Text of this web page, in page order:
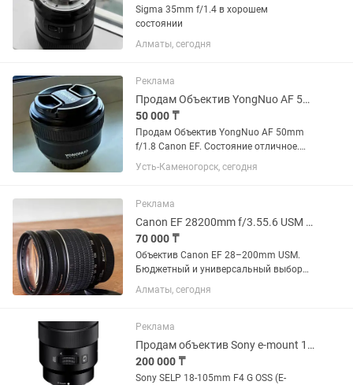
Sigma 35mm f/1.4 в хорошем
состоянии
Алматы, сегодня
Реклама
Продам Объектив YongNuo AF 50mm f/1.8 Canon EF
50 000 ₸
Продам Объектив YongNuo AF 50mm
f/1.8 Canon EF. Состояние отличное.
Цена 50000. Возможен торг. Звоните в
любое время Динара
Усть-Каменогорск, сегодня
Реклама
Canon EF 28200mm f/3.55.6 USM универсальный зум
70 000 ₸
Объектив Canon EF 28–200mm USM.
Бюджетный и универсальный выбор
для начинающих фотографов.
Отличный универсальный объектив
большой диапазон фокусных
расстояний: от...
Алматы, сегодня
Реклама
Продам объектив Sony e-mount 18-105
200 000 ₸
Sony SELP 18-105mm F4 G OSS (E-